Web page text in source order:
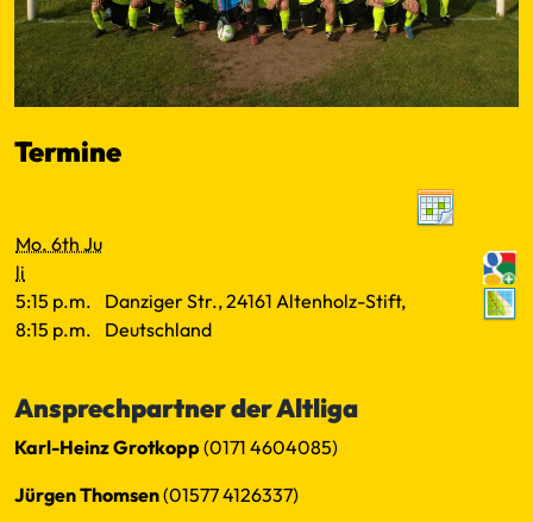
Termine
Mo. 6th Ju
li
5:15 p.m.
8:15 p.m.
Danziger Str., 24161 Altenholz-Stift,
Deutschland
Ansprechpartner der Altliga
Karl-Heinz Grotkopp(0171 4604085)
Jürgen Thomsen(01577 4126337)